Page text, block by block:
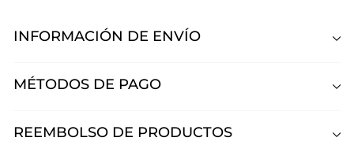
INFORMACIÓN DE ENVÍO
MÉTODOS DE PAGO
REEMBOLSO DE PRODUCTOS